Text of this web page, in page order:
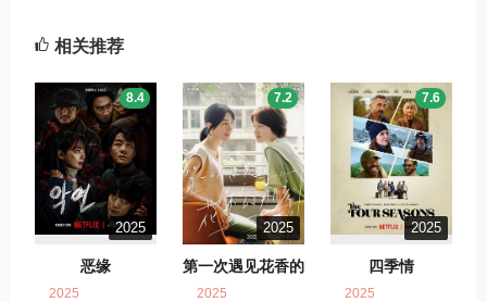
相关推荐
2025
恶缘
8.4
2025
2025
第一次遇见花香的
那刻2
7.2
2025
2025
四季情
7.6
2025